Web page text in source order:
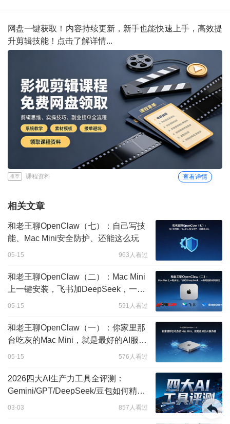
网盘一键获取！内容持续更新，新手也能快速上手，高效提
升剪辑技能！点击了解详情...
推荐 课程资料 查看详情
相关文章
和老王聊OpenClaw（七）：自己写技
能、Mac Mini安全防护、还能这么玩
05-15 963人看过
和老王聊OpenClaw（二）：Mac Mini
上一键安装，飞书加DeepSeek，一集
短剧的时间搞定
05-15 591人看过
和老王聊OpenClaw（一）：你家里那
台吃灰的Mac Mini，就是最好的AI服务
器
05-15 576人看过
2026四大AI生产力工具全评测：
Gemini/GPT/DeepSeek/豆包如何精准
分工
03-03 857人看过